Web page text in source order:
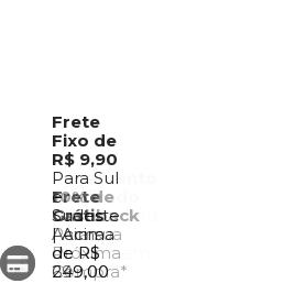
Pagamento
Facilitado
2 Cartões ou
PIX +
Cartões em
até 10x
10% de
Cashback
Para sua
Próxima
Compra*
Frete
Grátis
Acima
de R$
699,00
Frete
Fixo de
R$ 9,90
Para Sul
e
Sudeste
| Acima
de R$
249,00